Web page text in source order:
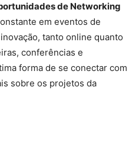
de Networking
em eventos de
tanto online quanto
conferências e
forma de se conectar com
sobre os projetos da